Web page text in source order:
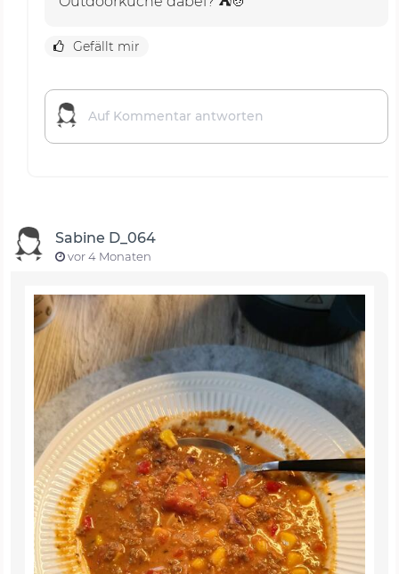
Gefällt mir
Sabine D_064
vor 4 Monaten